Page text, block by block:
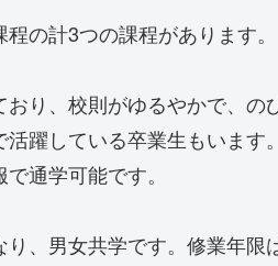
の計3つの課程があります。
り、校則がゆるやかで、の
躍している卒業生もいます
通学可能です。
、男女共学です。修業年限